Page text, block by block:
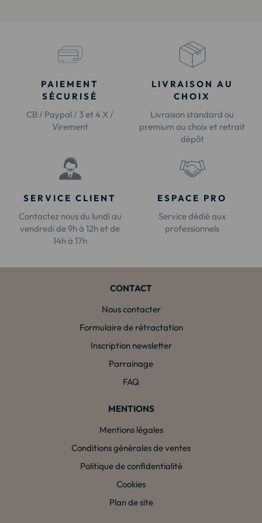
PAIEMENT
SÉCURISÉ
CB / Paypal / 3 et 4 X /
Virement
LIVRAISON AU
CHOIX
Livraison standard ou
premium au choix et retrait
dépôt
SERVICE CLIENT
Contactez nous du lundi au
vendredi de 9h à 12h et de
14h à 17h
ESPACE PRO
Service dédié aux
professionnels
CONTACT
Nous contacter
Formulaire de rétractation
Inscription newsletter
Parrainage
FAQ
MENTIONS
Mentions légales
Conditions générales de ventes
Politique de confidentialité
Cookies
Plan de site